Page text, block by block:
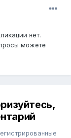
нет.
можете